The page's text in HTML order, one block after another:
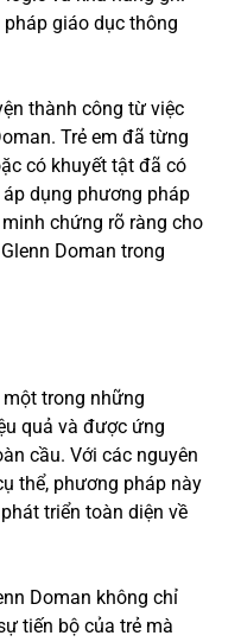
giáo dục thông
thành công từ việc
Trẻ em đã từng
có khuyết tật đã có
dụng phương pháp
chứng rõ ràng cho
Doman trong
trong những
quả và được ứng
cầu. Với các nguyên
thể, phương pháp này
triển toàn diện về
Doman không chỉ
tiến bộ của trẻ mà